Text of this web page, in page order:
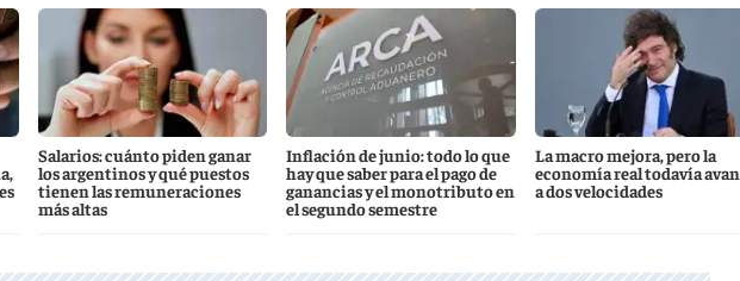
Salarios: cuánto piden ganar
los argentinos y qué puestos
tienen las remuneraciones
más altas
Inflación de junio: todo lo que
hay que saber para el pago de
ganancias y el monotributo en
el segundo semestre
La macro mejora, pero la
economía real todavía
a dos velocidades